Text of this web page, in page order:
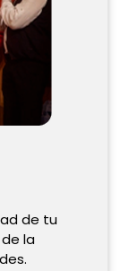
de tu
la